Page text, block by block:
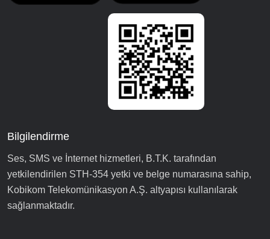
Bilgilendirme
Ses, SMS ve İnternet hizmetleri, B.T.K. tarafından
yetkilendirilen STH-354 yetki ve belge numarasına sahip,
Kobikom Telekomünikasyon A.Ş. altyapısı kullanılarak
sağlanmaktadır.